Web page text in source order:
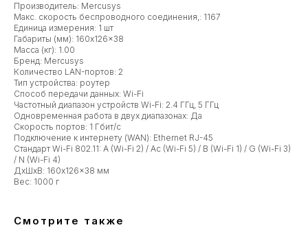
Производитель: Mercusys
Макс. скорость беспроводного соединения,: 1167
Единица измерения: 1 шт
Габариты (мм): 160x126x38
Масса (кг): 1.00
Бренд: Mercusys
Количество LAN-портов: 2
Тип устройства: роутер
Способ передачи данных: Wi-Fi
Частотный диапазон устройств Wi-Fi: 2.4 ГГц, 5 ГГц
Одновременная работа в двух диапазонах: Да
Скорость портов: 1 Гбит/с
Подключение к интернету (WAN): Ethernet RJ-45
Стандарт Wi-Fi 802.11: A (Wi-Fi 2) / Ac (Wi-Fi 5) / B (Wi-Fi 1) / G (Wi-Fi 3)
/ N (Wi-Fi 4)
ДxШxВ: 160x126x38 мм
Вес: 1000 г
Смотрите также